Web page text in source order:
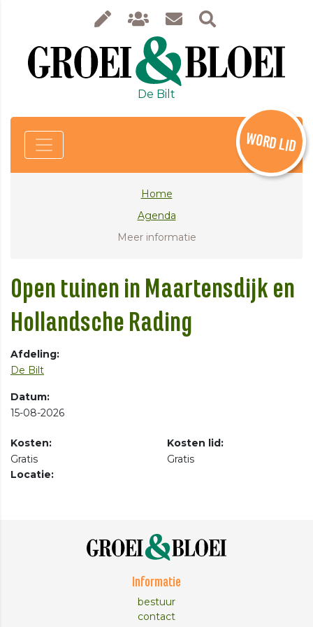
De Bilt
WORD LID
Home
Agenda
Meer informatie
Open tuinen in Maartensdijk en
Hollandsche Rading
Afdeling:
De Bilt
Datum:
15-08-2026
Kosten:
Gratis
Kosten lid:
Gratis
Locatie:
Informatie
bestuur
contact